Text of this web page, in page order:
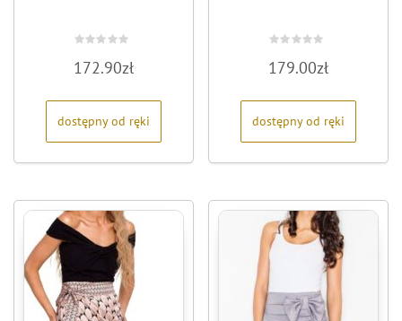
0
na
172.90zł
dostępny od ręki
0
na
179.00zł
dostępny od ręki